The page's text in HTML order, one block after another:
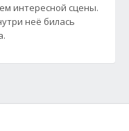
интересной сцены.
неё билась